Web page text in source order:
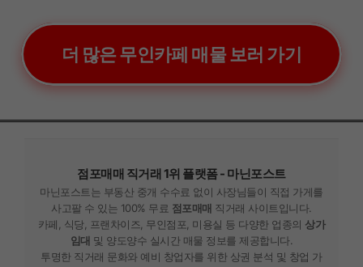
더 많은 무인카페 매물 보러 가기
점포매매 직거래 1위 플랫폼 - 마닌포스트
마닌포스트는 부동산 중개 수수료 없이 사장님들이 직접 가게를
사고팔 수 있는 100% 무료 점포매매 직거래 사이트입니다.
카페, 식당, 프랜차이즈, 무인점포, 미용실 등 다양한 업종의 상가
임대 및 양도양수 실시간 매물 정보를 제공합니다.
투명한 직거래 문화와 예비 창업자를 위한 상권 분석 및 창업 가